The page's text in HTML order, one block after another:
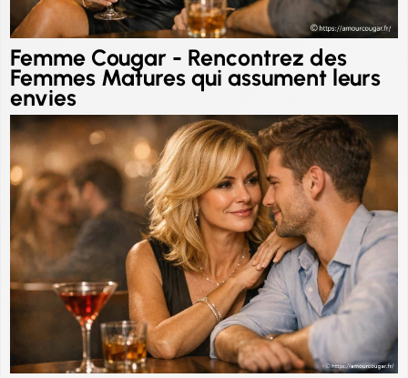
Femme Cougar - Rencontrez des
Femmes Matures qui assument leurs
envies